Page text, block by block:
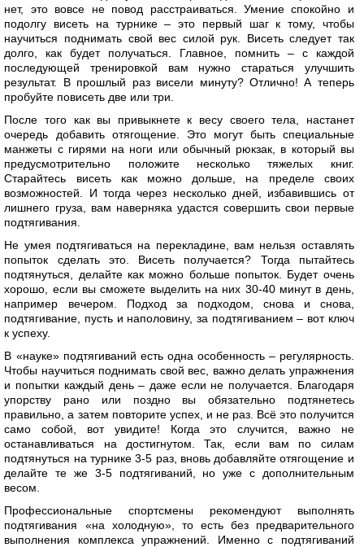
нет, это вовсе не повод расстраиваться. Умение спокойно и
подолгу висеть на турнике – это первый шаг к тому, чтобы
научиться поднимать свой вес силой рук. Висеть следует так
долго, как будет получаться. Главное, помнить – с каждой
последующей тренировкой вам нужно стараться улучшить
результат. В прошлый раз висели минуту? Отлично! А теперь
пробуйте повисеть две или три.
После того как вы привыкнете к весу своего тела, настанет
очередь добавить отягощение. Это могут быть специальные
манжеты с гирями на ноги или обычный рюкзак, в который вы
предусмотрительно положите несколько тяжелых книг.
Старайтесь висеть как можно дольше, на пределе своих
возможностей. И тогда через несколько дней, избавившись от
лишнего груза, вам наверняка удастся совершить свои первые
подтягивания.
Не умея подтягиваться на перекладине, вам нельзя оставлять
попыток сделать это. Висеть получается? Тогда пытайтесь
подтянуться, делайте как можно больше попыток. Будет очень
хорошо, если вы сможете выделить на них 30-40 минут в день,
например вечером. Подход за подходом, снова и снова,
подтягивание, пусть и наполовину, за подтягиванием – вот ключ
к успеху.
В «науке» подтягиваний есть одна особенность – регулярность.
Чтобы научиться поднимать свой вес, важно делать упражнения
и попытки каждый день – даже если не получается. Благодаря
упорству рано или поздно вы обязательно подтянетесь
правильно, а затем повторите успех, и не раз. Всё это получится
само собой, вот увидите! Когда это случится, важно не
останавливаться на достигнутом. Так, если вам по силам
подтянуться на турнике 3-5 раз, вновь добавляйте отягощение и
делайте те же 3-5 подтягиваний, но уже с дополнительным
весом.
Профессиональные спортсмены рекомендуют выполнять
подтягивания «на холодную», то есть без предварительного
выполнения комплекса упражнений. Именно с подтягиваний